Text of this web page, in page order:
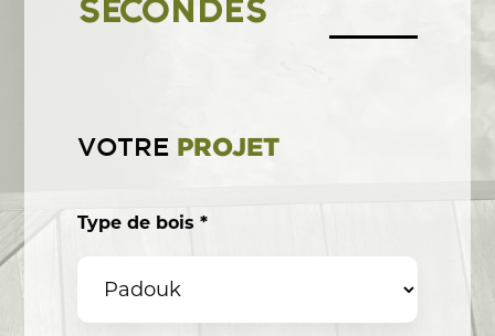
SECONDES
VOTRE PROJET
Type de bois *